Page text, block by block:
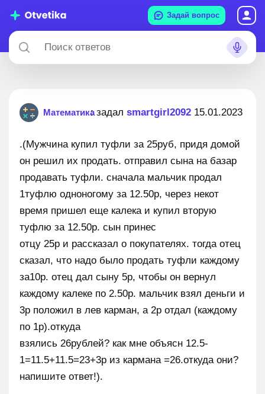
Задай вопрос
Математика: задал smartgirl2092 15.01.2023
.(Мужчина купил туфли за 25руб, придя домой
он решил их продать. отправил сына на базар
продавать туфли. сначала мальчик продал
1туфлю одноногому за 12.50р, через некот
время пришел еще калека и купил вторую
туфлю за 12.50р. сын принес
отцу 25р и рассказал о покупателях. тогда отец
сказал, что надо было продать туфли каждому
за10р. отец дал сыну 5р, чтобы он вернул
каждому калеке по 2.50р. мальчик взял деньги и
3р положил в лев карман, а 2р отдал (каждому
по 1р).откуда
взялись 26рублей? как мне объясн 12.5-
1=11.5+11.5=23+3р из кармана =26.откуда они?
напишите ответ!).